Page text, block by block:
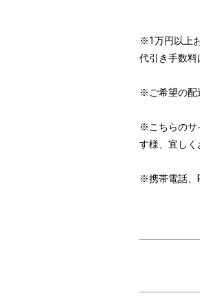
※1万円以上
代引き手数料
※ご希望の配
※こちらのサ
す様、宜しく
※携帯電話、